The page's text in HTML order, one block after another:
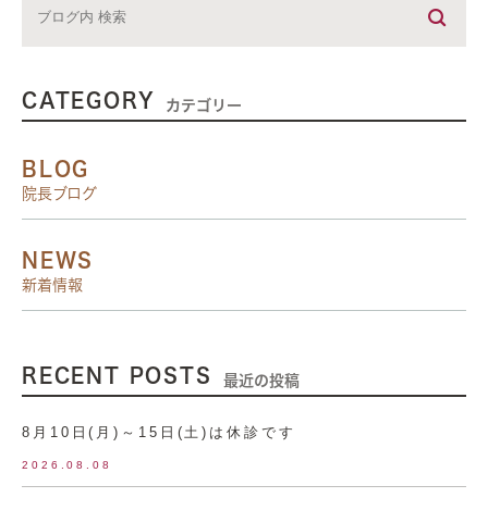
CATEGORY カテゴリー
BLOG
院長ブログ
NEWS
新着情報
RECENT POSTS 最近の投稿
8月10日(月)～15日(土)は休診です
2026.08.08